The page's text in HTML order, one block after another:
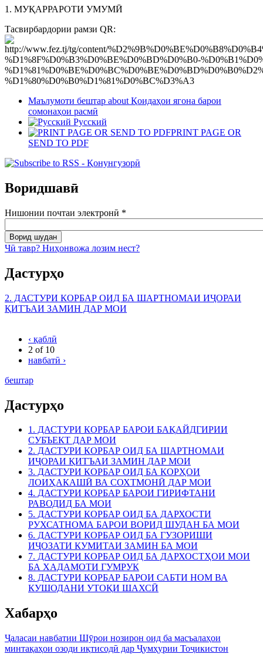
1. МУҚАРРАРОТИ УМУМӢ
Тасвирбардории рамзи QR:
Маълумоти бештар about Қоидаҳои ягона барои
сомонаҳои расмӣ
Русский
PRINT PAGE OR
SEND TO PDF
Воридшавӣ
Нишонии почтаи электронӣ *
Чӣ тавр? Ниҳонвожа лозим нест?
Дастурҳо
2. ДАСТУРИ КОРБАР ОИД БА ШАРТНОМАИ ИҶОРАИ
ҚИТЪАИ ЗАМИН ДАР МОИ
‹ қаблӣ
2 of 10
навбатӣ ›
бештар
Дастурҳо
1. ДАСТУРИ КОРБАР БАРОИ БАҚАЙДГИРИИ
СУБЪЕКТ ДАР МОИ
2. ДАСТУРИ КОРБАР ОИД БА ШАРТНОМАИ
ИҶОРАИ ҚИТЪАИ ЗАМИН ДАР МОИ
3. ДАСТУРИ КОРБАР ОИД БА КОРҲОИ
ЛОИҲАКАШӢ ВА СОХТМОНӢ ДАР МОИ
4. ДАСТУРИ КОРБАР БАРОИ ГИРИФТАНИ
РАВОДИД БА МОИ
5. ДАСТУРИ КОРБАР ОИД БА ДАРХОСТИ
РУХСАТНОМА БАРОИ ВОРИД ШУДАН БА МОИ
6. ДАСТУРИ КОРБАР ОИД БА ГУЗОРИШИ
ИҶОЗАТИ КУМИТАИ ЗАМИН БА МОИ
7. ДАСТУРИ КОРБАР ОИД БА ДАРХОСТҲОИ МОИ
БА ХАДАМОТИ ГУМРУК
8. ДАСТУРИ КОРБАР БАРОИ САБТИ НОМ ВА
КУШОДАНИ УТОҚИ ШАХСӢ
Хабарҳо
Ҷаласаи навбатии Шӯрои нозирон оид ба масъалаҳои
минтақаҳои озоди иқтисодӣ дар Ҷумҳурии Тоҷикистон